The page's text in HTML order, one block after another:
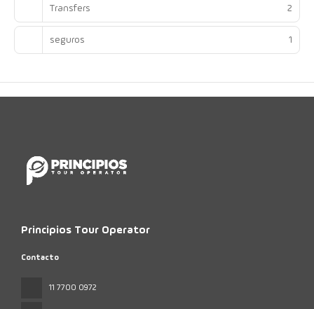
Transfers 2
seguros 1
Principios Tour Operator
Contacto
11 7700 0972